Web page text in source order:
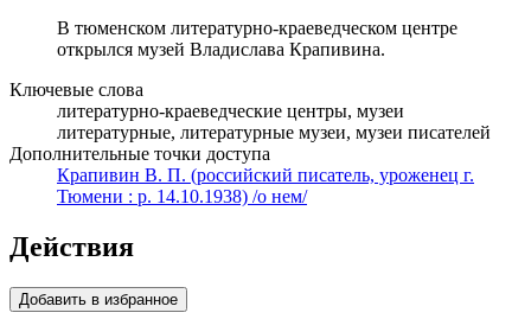
В тюменском литературно-краеведческом центре
открылся музей Владислава Крапивина.
Ключевые слова
литературно-краеведческие центры, музеи
литературные, литературные музеи, музеи писателей
Дополнительные точки доступа
Крапивин В. П. (российский писатель, уроженец г.
Тюмени : р. 14.10.1938) /о нем/
Действия
Добавить в избранное